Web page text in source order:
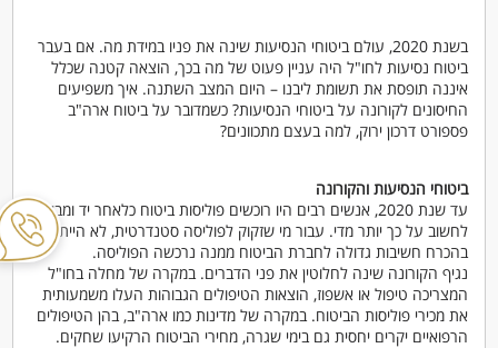
בשנת 2020, עולם ביטוחי הנסיעות שינה את פניו במידת מה. אם בעבר
ביטוח נסיעות לחו"ל היה עניין פעוט של מה בכך, הוצאה קטנה שכלל
איננה תופסת את תשומת ליבנו – היום המצב השתנה. איך משפיעים
החיסונים לקורונה על ביטוחי הנסיעות? כשמדובר על ביטוח ארה"ב
פספורט דרכון ירוק, למה בעצם מתכוונים?
ביטוחי הנסיעות והקורונה
עד שנת 2020, אנשים רבים היו רוכשים פוליסות ביטוח כלאחר יד ומבלי
לחשוב על כך יותר מדי. עבור מי שזקוק לפוליסה סטנדרטית, לא הייתה
בהכרח חשיבות גדולה לחברת הביטוח ממנה נרכשה הפוליסה.
נגיף הקורונה שינה לחלוטין את פני הדברים. במקרה של מחלה בחו"ל
המצריכה טיפול או אשפוז, הוצאות הטיפולים הגבוהות העלו משמעותית
את מכירי פוליסות הביטוח. במקרה של מדינות כמו ארה"ב, בהן הטיפולים
הרפואיים יקרים יחסית גם בימי שגרה, מחירי הביטוח הרקיעו שחקים.